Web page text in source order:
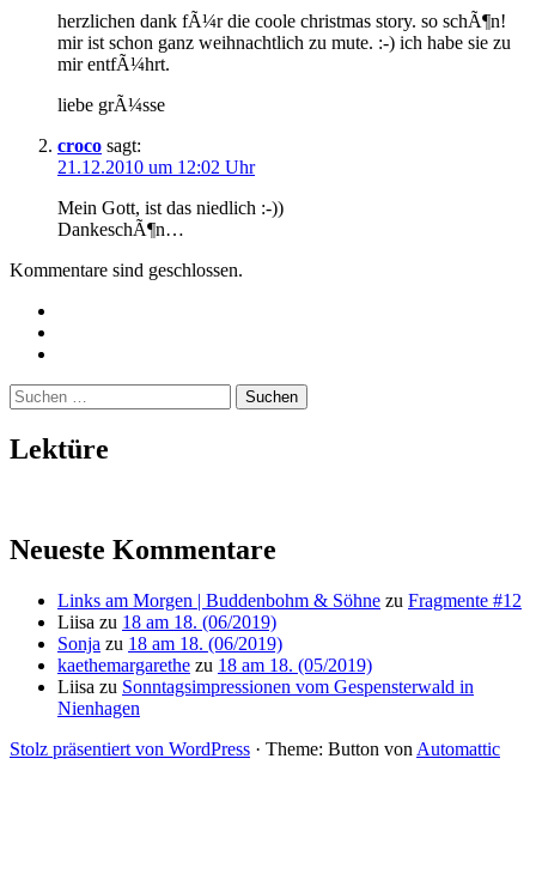
herzlichen dank fÃ¼r die coole christmas story. so schÃ¶n!
mir ist schon ganz weihnachtlich zu mute. :-) ich habe sie zu
mir entfÃ¼hrt.
liebe grÃ¼sse
croco sagt:
21.12.2010 um 12:02 Uhr
Mein Gott, ist das niedlich :-))
DankeschÃ¶n…
Kommentare sind geschlossen.
Suchen
nach:
Lektüre
Neueste Kommentare
Links am Morgen | Buddenbohm & Söhne zu Fragmente #12
Liisa zu 18 am 18. (06/2019)
Sonja zu 18 am 18. (06/2019)
kaethemargarethe zu 18 am 18. (05/2019)
Liisa zu Sonntagsimpressionen vom Gespensterwald in
Nienhagen
Stolz präsentiert von WordPress · Theme: Button von Automattic